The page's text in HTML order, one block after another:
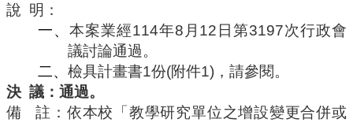
說 明：
一、 本案業經114年8 月 12 日第3197次行政會
議討論通過。
二、檢具計畫書1份(附件1) ，請參閱。
決 議：通過。
備
註：依本校「教學研究單位之增設變更合併或